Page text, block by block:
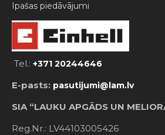
Ipašas piedāvājumi
Tel.: +371 20244646
E-pasts: pasutijumi@lam.lv
SIA “LAUKU APGĀDS UN
Reg.Nr.: LV44103005426